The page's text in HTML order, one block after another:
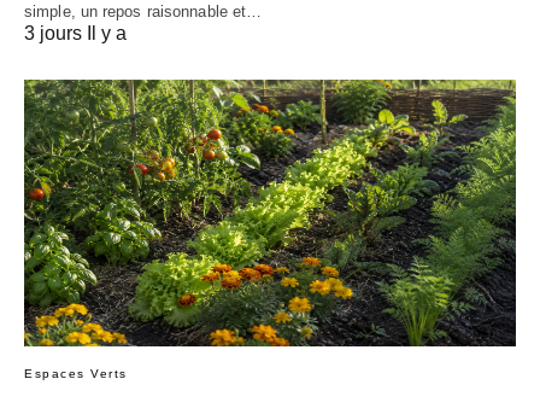
simple, un repos raisonnable et…
3 jours Il y a
Espaces Verts